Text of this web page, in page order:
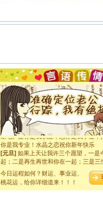
你太多，只有给你五千万：千万快乐！
要平安！千万要知足！千万不要忘记我
[圣诞节]不只这样的日子才会想起你,
能正大光明地骚扰你,告诉你,圣诞要快乐
都要快乐噢!
[圣诞节]奉上一颗祝福的心,在这个特别
如意,快乐,鲜花,一切美好的祝愿与你同
[元旦]看到你我会触电；看不到你我要
断电。爱你是我职业，想你是我事业，
你是我专业！水晶之恋祝你新年快乐
[元旦]如果上天让我许三个愿望，一是
起；二是再生再世和你在一起；三是三
离。水晶之恋祝你新年快乐
[元旦]当我狠下心扭头离去那一刻，你
泣，这痛楚让我明白我多么爱你。我转
卖了。水晶之恋祝你新年快乐。
今日运程如何？财运、事业运、
桃花运，给你详细道来！！！